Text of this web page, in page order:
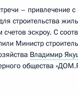
– привлечение
строительства
эскроу. С
Министр
Владимир
общества